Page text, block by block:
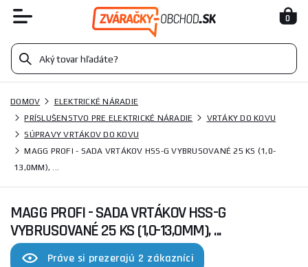
0
DOMOV
ELEKTRICKÉ NÁRADIE
PRÍSLUŠENSTVO PRE ELEKTRICKÉ NÁRADIE
VRTÁKY DO KOVU
SÚPRAVY VRTÁKOV DO KOVU
MAGG PROFI - SADA VRTÁKOV HSS-G VYBRUSOVANÉ 25 KS (1,0-
13,0MM), ...
MAGG PROFI - SADA VRTÁKOV HSS-G
VYBRUSOVANÉ 25 KS (1,0-13,0MM), ...
Práve si prezerajú 2 zákazníci